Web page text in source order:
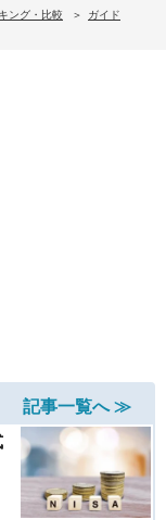
ング・比較
ガイド
記事一覧へ ≫